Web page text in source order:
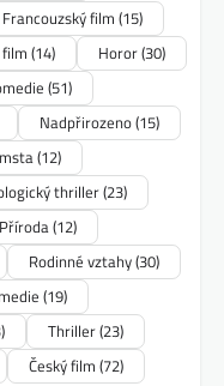
Francouzský film (15)
(14) Horor(30)
(51)
Nadpřirozeno(15)
(12)
thriller(23)
Příroda(12)
Rodinné vztahy(30)
(19)
Thriller(23)
Český film (72)